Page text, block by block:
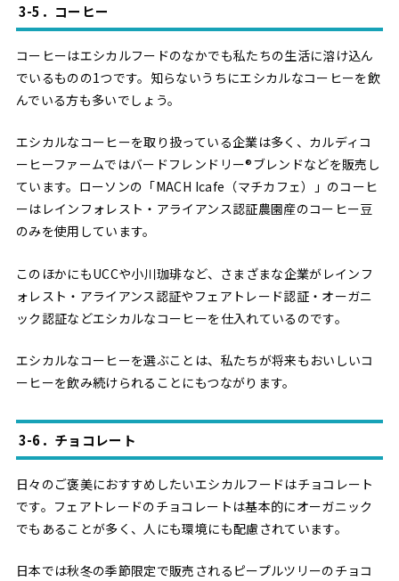
3-5．コーヒー
コーヒーはエシカルフードのなかでも私たちの生活に溶け込ん
でいるものの1つです。知らないうちにエシカルなコーヒーを飲
んでいる方も多いでしょう。
エシカルなコーヒーを取り扱っている企業は多く、カルディコ
ーヒーファームではバードフレンドリー®ブレンドなどを販売し
ています。ローソンの「MACH Icafe（マチカフェ）」のコーヒ
ーはレインフォレスト・アライアンス認証農園産のコーヒー豆
のみを使用しています。
このほかにもUCCや小川珈琲など、さまざまな企業がレインフ
ォレスト・アライアンス認証やフェアトレード認証・オーガニ
ック認証などエシカルなコーヒーを仕入れているのです。
エシカルなコーヒーを選ぶことは、私たちが将来もおいしいコ
ーヒーを飲み続けられることにもつながります。
3-6．チョコレート
日々のご褒美におすすめしたいエシカルフードはチョコレート
です。フェアトレードのチョコレートは基本的にオーガニック
でもあることが多く、人にも環境にも配慮されています。
日本では秋冬の季節限定で販売されるピープルツリーのチョコ